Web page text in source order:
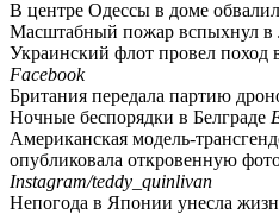
В центре Одессы в доме
Масштабный пожар вспыхнул в
Украинский флот провел поход
Facebook
Британия передала партию
Ночные беспорядки в Белграде
Американская модель-
опубликовала откровенную
Instagram/teddy_quinlivan
Непогода в Японии унесла